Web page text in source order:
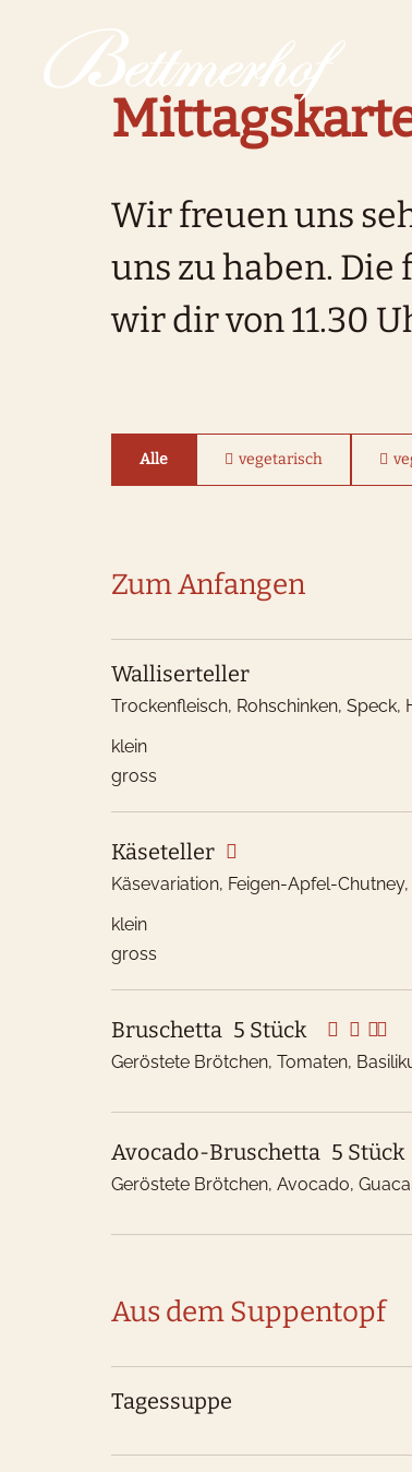
Wir freuen uns
uns zu haben.
wir dir von 11.30
Alle vegetarisch
Zum Anfangen
Walliserteller
Trockenfleisch, Rohschinken,
klein
gross
Käseteller
Käsevariation, Feigen-Apfel-
klein
gross
Bruschetta 5 Stück
Geröstete Brötchen, Tomaten,
Avocado-Bruschetta 5 Stück
Geröstete Brötchen, Avocado,
Aus dem Suppentopf
Tagessuppe